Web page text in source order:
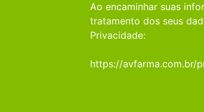
Ao encaminhar suas
tratamento dos seus
Privacidade:
https://avfarma.com.br/